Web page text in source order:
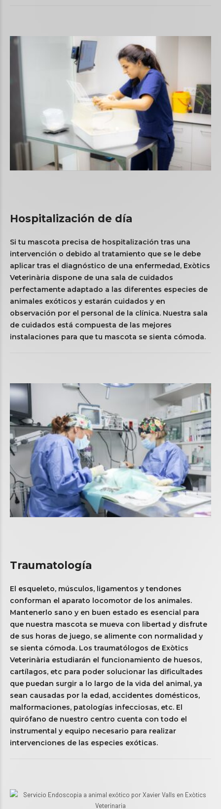
Hospitalización de día
Si tu mascota precisa de hospitalización tras una
intervención o debido al tratamiento que se le debe
aplicar tras el diagnóstico de una enfermedad, Exòtics
Veterinària dispone de una sala de cuidados
perfectamente adaptado a las diferentes especies de
animales exóticos y estarán cuidados y en
observación por el personal de la clínica. Nuestra sala
de cuidados está compuesta de las mejores
instalaciones para que tu mascota se sienta cómoda.
Traumatología
El esqueleto, músculos, ligamentos y tendones
conforman el aparato locomotor de los animales.
Mantenerlo sano y en buen estado es esencial para
que nuestra mascota se mueva con libertad y disfrute
de sus horas de juego, se alimente con normalidad y
se sienta cómoda. Los traumatólogos de Exòtics
Veterinària estudiarán el funcionamiento de huesos,
cartílagos, etc para poder solucionar las dificultades
que puedan surgir a lo largo de la vida del animal, ya
sean causadas por la edad, accidentes domésticos,
malformaciones, patologías infecciosas, etc. El
quirófano de nuestro centro cuenta con todo el
instrumental y equipo necesario para realizar
intervenciones de las especies exóticas.